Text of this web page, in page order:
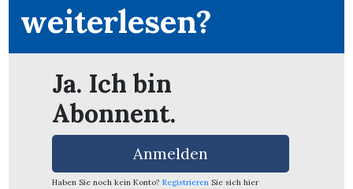
weiterlesen?
Ja. Ich bin
Abonnent.
Anmelden
Haben Sie noch kein Konto? Registrieren Sie sich hier